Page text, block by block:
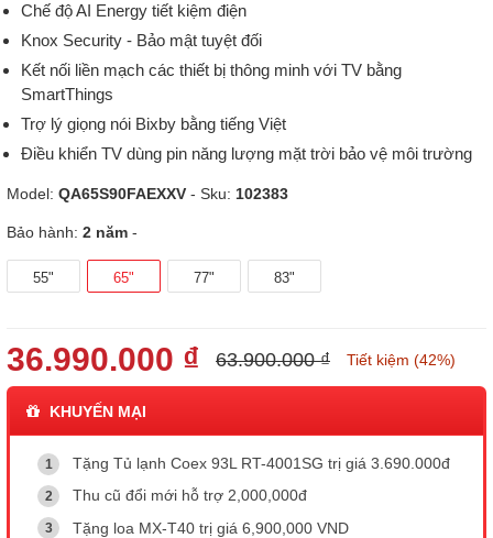
Chế độ AI Energy tiết kiệm điện
Knox Security - Bảo mật tuyệt đối
Kết nối liền mạch các thiết bị thông minh với TV bằng
SmartThings
Trợ lý giọng nói Bixby bằng tiếng Việt
Điều khiển TV dùng pin năng lượng mặt trời bảo vệ môi trường
Model: QA65S90FAEXXV - Sku: 102383
Bảo hành: 2 năm -
55" 65" 77" 83"
36.990.000 ₫ 63.900.000 ₫ Tiết kiệm (42%)
KHUYẾN MẠI
Tặng Tủ lạnh Coex 93L RT-4001SG trị giá 3.690.000đ
Thu cũ đổi mới hỗ trợ 2,000,000đ
Tặng loa MX-T40 trị giá 6,900,000 VND